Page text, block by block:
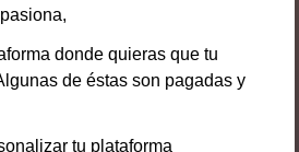
donde quieras que tu
de éstas son pagadas y
tu plataforma